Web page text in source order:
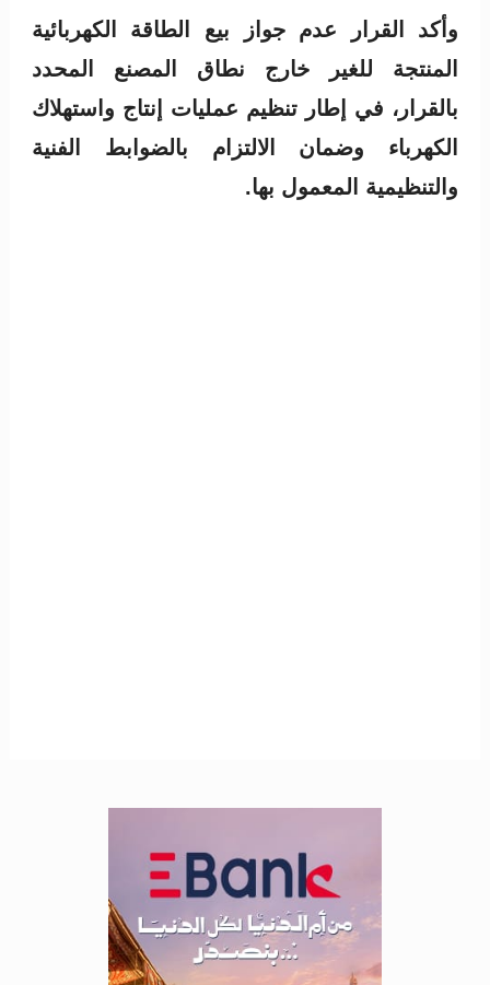
وأكد القرار عدم جواز بيع الطاقة الكهربائية
المنتجة للغير خارج نطاق المصنع المحدد
بالقرار، في إطار تنظيم عمليات إنتاج واستهلاك
الكهرباء وضمان الالتزام بالضوابط الفنية
والتنظيمية المعمول بها.